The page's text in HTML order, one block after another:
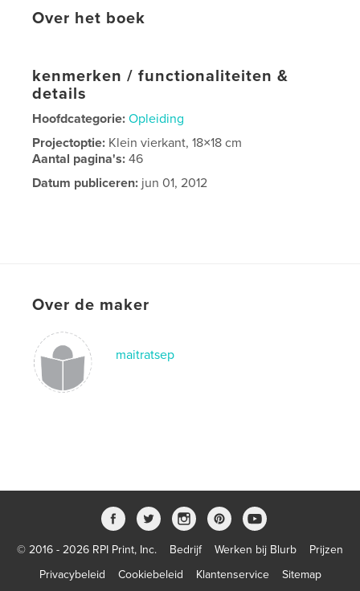
Over het boek
kenmerken / functionaliteiten &
details
Hoofdcategorie: Opleiding
Projectoptie: Klein vierkant, 18×18 cm
Aantal pagina's:46
Datum publiceren: jun 01, 2012
Over de maker
maitratsep
© 2016 - 2026 RPI Print, Inc. Bedrijf Werken bij Blurb
Prijzen
Privacybeleid
Cookiebeleid Klantenservice Sitemap